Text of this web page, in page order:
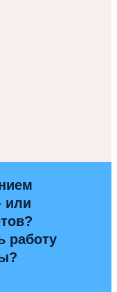
или
работу